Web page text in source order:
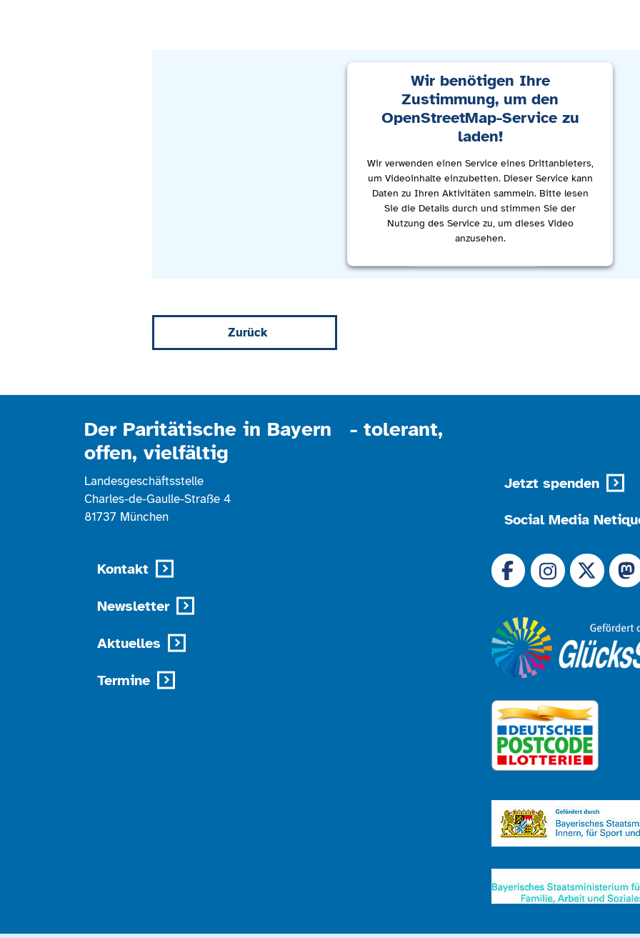
Wir benötigen Ihre
Zustimmung, um den
OpenStreetMap-Service zu
laden!
Wir verwenden einen Service eines Drittanbieters,
um Videoinhalte einzubetten. Dieser Service kann
Daten zu Ihren Aktivitäten sammeln. Bitte lesen
Sie die Details durch und stimmen Sie der
Nutzung des Service zu, um dieses Video
anzusehen.
Zurück
Der Paritätische in Bayern - tolerant,
offen, vielfältig
Landesgeschäftsstelle
Charles-de-Gaulle-Straße 4
81737 München
Kontakt
Newsletter
Aktuelles
Termine
Jetzt spenden
Social Media
Link